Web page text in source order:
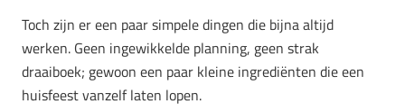
Toch zijn er een paar simpele dingen die bijna altijd
werken. Geen ingewikkelde planning, geen strak
draaiboek; gewoon een paar kleine ingrediënten die een
huisfeest vanzelf laten lopen.